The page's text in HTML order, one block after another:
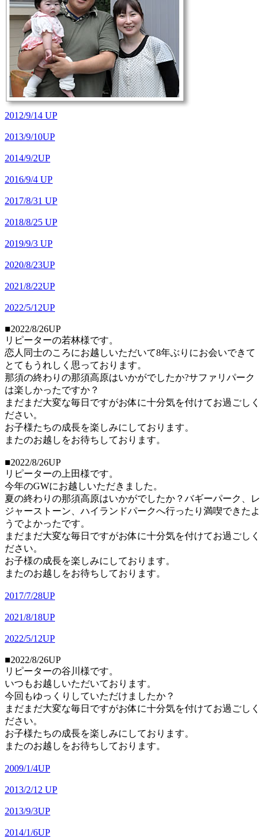
2012/9/14 UP
2013/9/10UP
2014/9/2UP
2016/9/4 UP
2017/8/31 UP
2018/8/25 UP
2019/9/3 UP
2020/8/23UP
2021/8/22UP
2022/5/12UP
■2022/8/26UP
リピーターの若林様です。
恋人同士のころにお越しいただいて8年ぶりにお会いできて
とてもうれしく思っております。
那須の終わりの那須高原はいかがでしたか?サファリパーク
は楽しかったですか？
まだまだ大変な毎日ですがお体に十分気を付けてお過ごしく
ださい。
お子様たちの成長を楽しみにしております。
またのお越しをお待ちしております。
■2022/8/26UP
リピーターの上田様です。
今年のGWにお越しいただきました。
夏の終わりの那須高原はいかがでしたか？バギーパーク、レ
ジャーストーン、ハイランドパークへ行ったり満喫できたよ
うでよかったです。
まだまだ大変な毎日ですがお体に十分気を付けてお過ごしく
ださい。
お子様の成長を楽しみにしております。
またのお越しをお待ちしております。
2017/7/28UP
2021/8/18UP
2022/5/12UP
■2022/8/26UP
リピーターの谷川様です。
いつもお越しいただいております。
今回もゆっくりしていただけましたか？
まだまだ大変な毎日ですがお体に十分気を付けてお過ごしく
ださい。
お子様たちの成長を楽しみにしております。
またのお越しをお待ちしております。
2009/1/4UP
2013/2/12 UP
2013/9/3UP
2014/1/6UP